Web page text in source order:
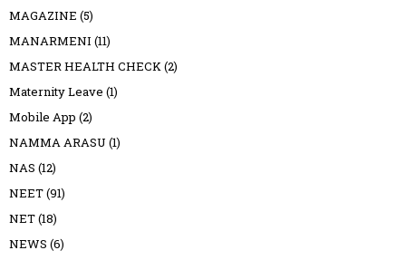
MAGAZINE (5)
MANARMENI (11)
MASTER HEALTH CHECK(2)
Maternity Leave (1)
Mobile App (2)
NAMMA ARASU (1)
NAS (12)
NEET(91)
NET(18)
NEWS (6)